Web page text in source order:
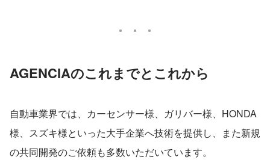
AGENCIAのこれまでとこれから
自動車業界では、カーセンサー様、ガリバー様、HONDA
様、スズキ様といった大手企業へ技術を提供し、また新規
の共同開発のご依頼も多数いただいています。